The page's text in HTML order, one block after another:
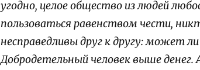
угодно, целое общество из людей
пользоваться равенством чести,
несправедливы друг к другу: может
Добродетельный человек выше денег.